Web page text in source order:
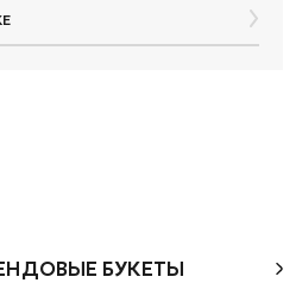
БУКЕТЫ